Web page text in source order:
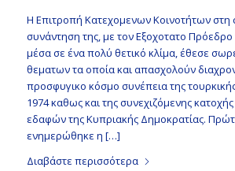
Η Επιτροπή Κατεχομενων Κοινοτήτων στη
συνάντηση της, με τον Εξοχοτατο Πρόεδρο
μέσα σε ένα πολύ θετικό κλίμα, έθεσε
θεματων τα οποία και απασχολούν
προσφυγικο κόσμο συνέπεια της
1974 καθως και της συνεχιζόμενης
εδαφών της Κυπριακής Δημοκρατίας.
ενημερώθηκε η […]
Διαβάστε περισσότερα